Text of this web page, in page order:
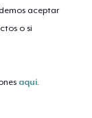
aceptar
o si
aquí